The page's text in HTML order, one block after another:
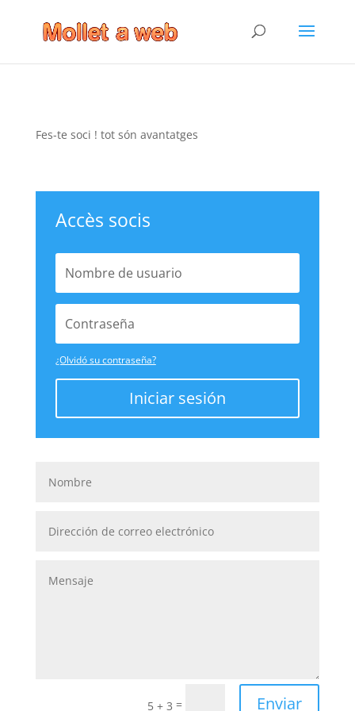
Fes-te soci ! tot són avantatges
Accès socis
¿Olvidó su contraseña?
Iniciar sesión
5 + 3 = Enviar